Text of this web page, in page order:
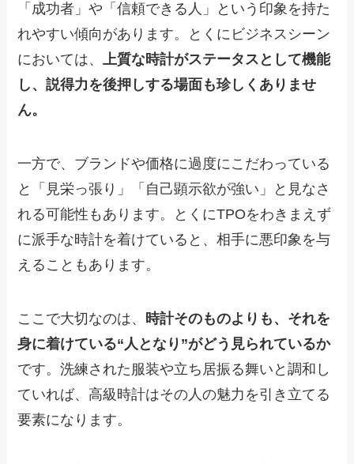
「成功者」や「信頼できる人」という印象を持た
れやすい傾向があります。とくにビジネスシーン
においては、上質な時計がステータスとして機能
し、説得力を後押しする場面も珍しくありませ
ん。
一方で、ブランドや価格に過度にこだわっている
と「見栄っ張り」「自己顕示欲が強い」と見なさ
れる可能性もあります。とくにTPOをわきまえず
に派手な時計を着けていると、相手に悪印象を与
えることもあります。
ここで大切なのは、
時計そのものよりも、それを
身に着けている“人となり”がどう見られているか
です。洗練された服装や立ち居振る舞いと調和し
ていれば、高級時計はその人の魅力を引き立てる
要素になります。